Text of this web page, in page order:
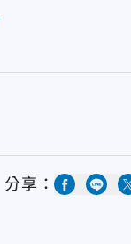
分享：